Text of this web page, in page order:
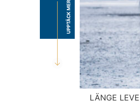
UPPTÄCK MER
LÄNGE LEVE